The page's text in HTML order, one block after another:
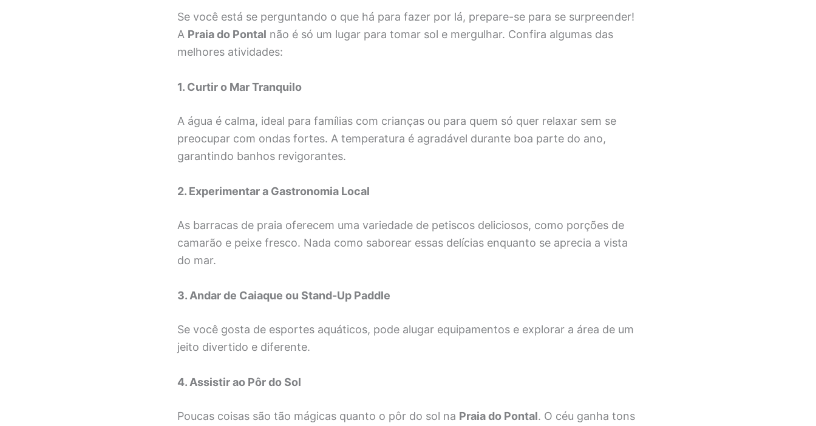
Se você está se perguntando o que há para fazer por lá, prepare-se para se surpreender!
A Praia do Pontal não é só um lugar para tomar sol e mergulhar. Confira algumas das
melhores atividades:
1. Curtir o Mar Tranquilo
A água é calma, ideal para famílias com crianças ou para quem só quer relaxar sem se
preocupar com ondas fortes. A temperatura é agradável durante boa parte do ano,
garantindo banhos revigorantes.
2. Experimentar a Gastronomia Local
As barracas de praia oferecem uma variedade de petiscos deliciosos, como porções de
camarão e peixe fresco. Nada como saborear essas delícias enquanto se aprecia a vista
do mar.
3. Andar de Caiaque ou Stand-Up Paddle
Se você gosta de esportes aquáticos, pode alugar equipamentos e explorar a área de um
jeito divertido e diferente.
4. Assistir ao Pôr do Sol
Poucas coisas são tão mágicas quanto o pôr do sol na Praia do Pontal. O céu ganha tons